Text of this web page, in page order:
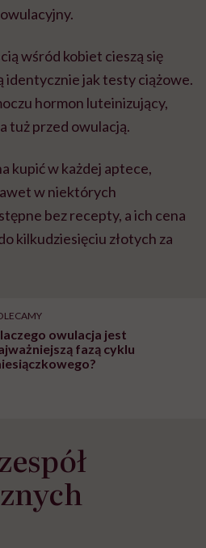
wśród kobiet cieszą się
identycznie jak testy ciążowe.
hormon luteinizujący,
tuż przed owulacją.
kupić w każdej aptece,
w niektórych
bez recepty, a ich cena
kilkudziesięciu złotych za
owulacja jest
fazą cyklu